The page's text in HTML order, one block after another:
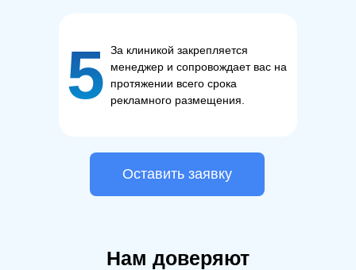
Оставить заявку
5 За клиникой закрепляется
менеджер и сопровождает вас на
протяжении всего срока
рекламного размещения.
Нам доверяют